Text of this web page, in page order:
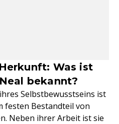
Was ist
bekannt?
Selbstbewusstseins ist
festen Bestandteil von
Neben ihrer Arbeit ist sie